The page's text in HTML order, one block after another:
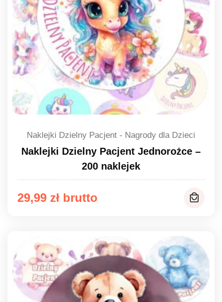
Naklejki Dzielny Pacjent - Nagrody dla Dzieci
Naklejki Dzielny Pacjent Jednorożce –
200 naklejek
29,99 zł